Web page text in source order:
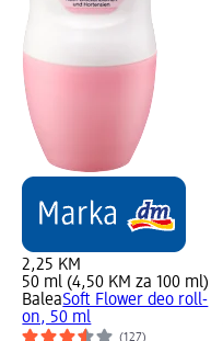
2,25 KM
50 ml (4,50 KM za 100 ml)
BaleaSoft Flower deo roll-
on, 50 ml
(127)